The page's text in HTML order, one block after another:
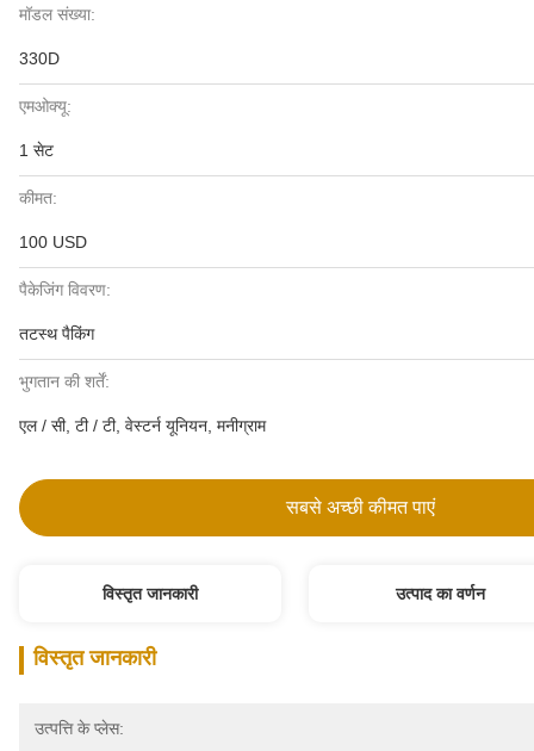
मॉडल संख्या:
330D
एमओक्यू:
1 सेट
कीमत:
100 USD
पैकेजिंग विवरण:
तटस्थ पैकिंग
भुगतान की शर्तें:
एल / सी, टी / टी, वेस्टर्न यूनियन, मनीग्राम
सबसे अच्छी कीमत पाएं
विस्तृत जानकारी उत्पाद का वर्णन
विस्तृत जानकारी
उत्पत्ति के प्लेस: